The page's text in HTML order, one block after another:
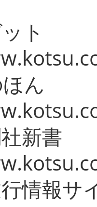
ト
ん
新書
情報サ